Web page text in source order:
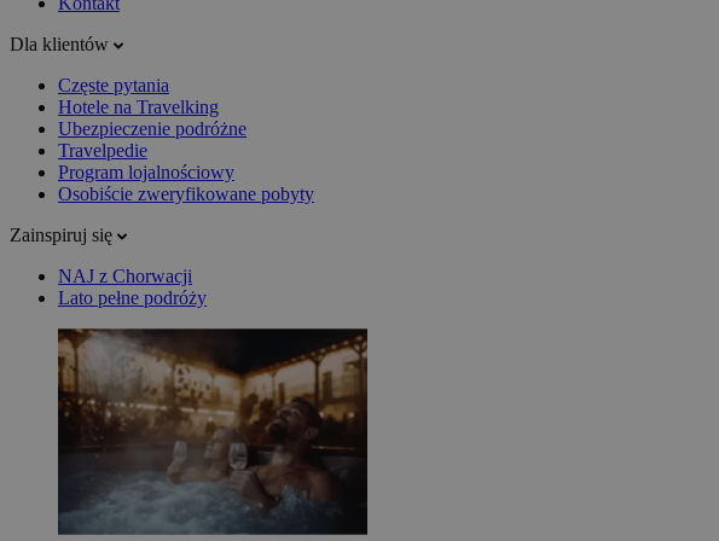
Dla klientów
Częste pytania
Hotele na Travelking
Ubezpieczenie podróżne
Travelpedie
Program lojalnościowy
Osobiście zweryfikowane pobyty
Zainspiruj się
NAJ z Chorwacji
Lato pełne podróży